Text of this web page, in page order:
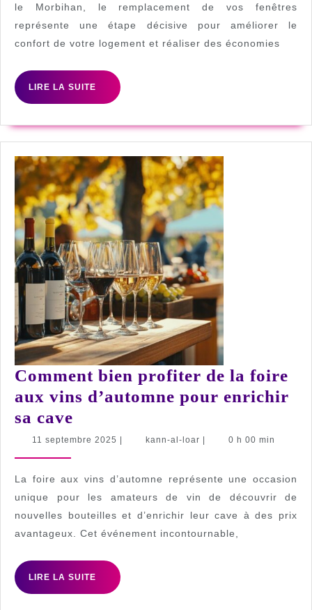
de
fenêtres
à
projet
de
rénovation
?
le Morbihan, le remplacement de vos fenêtres
représente une étape décisive pour améliorer le
confort de votre logement et réaliser des économies
LIRE LA SUITE
LIRE
LA
Comment bien profiter de la foire
aux vins d’automne pour enrichir
sa cave
bien
de
la
foire
aux
vins
d’automne
11 septembre 2025 11| kann-al-loar kann-
| 0 h 00 min
La foire aux vins d’automne représente une occasion
unique pour les amateurs de vin de découvrir de
nouvelles bouteilles et d’enrichir leur cave à des prix
avantageux. Cet événement incontournable,
LIRE LA SUITE
LIRE
LA